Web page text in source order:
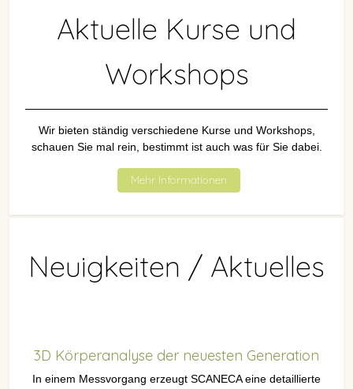
Aktuelle Kurse und
Workshops
Wir bieten ständig verschiedene Kurse und Workshops,
schauen Sie mal rein, bestimmt ist auch was für Sie dabei.
Mehr Informationen
Neuigkeiten / Aktuelles
3D Körperanalyse der neuesten Generation
In einem Messvorgang erzeugt SCANECA eine detaillierte